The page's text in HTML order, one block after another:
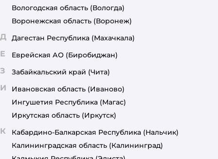
Вологодская область (Вологда)
Воронежская область (Воронеж)
Д Дагестан Республика (Махачкала)
Е Еврейская АО (Биробиджан)
З Забайкальский край (Чита)
И Ивановская область (Иваново)
Ингушетия Республика (Магас)
Иркутская область (Иркутск)
К Кабардино-Балкарская Республика (Нальчик)
Калининградская область (Калининград)